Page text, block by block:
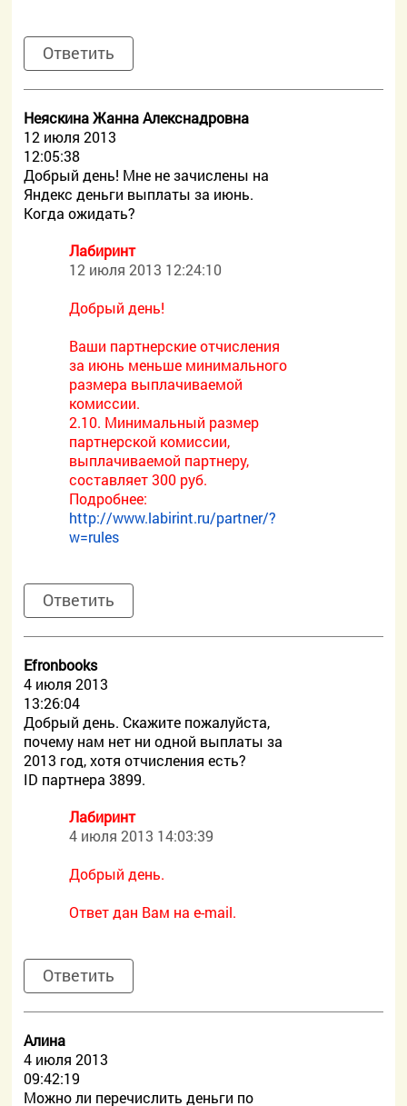
Ответить
Неяскина Жанна Алекснадровна
12 июля 2013
12:05:38
Добрый день! Мне не зачислены на
Яндекс деньги выплаты за июнь.
Когда ожидать?
Лабиринт
12 июля 2013 12:24:10
Добрый день!
Ваши партнерские отчисления
за июнь меньше минимального
размера выплачиваемой
комиссии.
2.10. Минимальный размер
партнерской комиссии,
выплачиваемой партнеру,
составляет 300 руб.
Подробнее:
http://www.labirint.ru/partner/?
w=rules
Ответить
Efronbooks
4 июля 2013
13:26:04
Добрый день. Скажите пожалуйста,
почему нам нет ни одной выплаты за
2013 год, хотя отчисления есть?
ID партнера 3899.
Лабиринт
4 июля 2013 14:03:39
Добрый день.
Ответ дан Вам на e-mail.
Ответить
Алина
4 июля 2013
09:42:19
Можно ли перечислить деньги по